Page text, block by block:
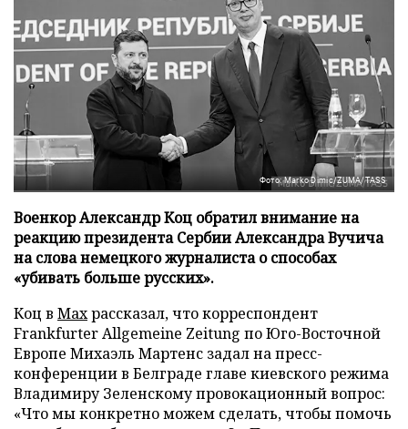
Фото: Marko Dimic/ZUMA/TASS
Военкор Александр Коц обратил внимание на
реакцию президента Сербии Александра Вучича
на слова немецкого журналиста о способах
«убивать больше русских».
Коц в Махрассказал, что корреспондент
Frankfurter Allgemeine Zeitung по Юго-Восточной
Европе Михаэль Мартенс задал на пресс-
конференции в Белграде главе киевского режима
Владимиру Зеленскому провокационный вопрос:
«Что мы конкретно можем сделать, чтобы помочь